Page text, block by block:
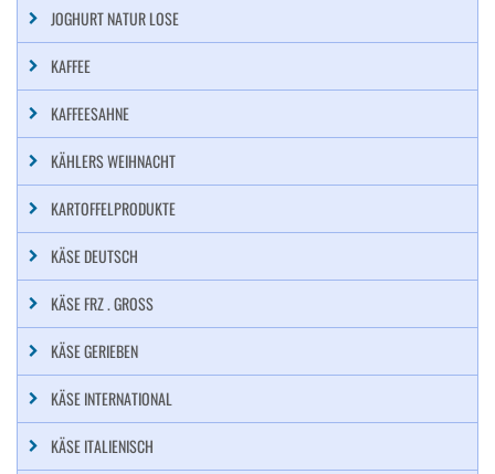
JOGHURT NATUR LOSE
KAFFEE
KAFFEESAHNE
KÄHLERS WEIHNACHT
KARTOFFELPRODUKTE
KÄSE DEUTSCH
KÄSE FRZ . GROSS
KÄSE GERIEBEN
KÄSE INTERNATIONAL
KÄSE ITALIENISCH